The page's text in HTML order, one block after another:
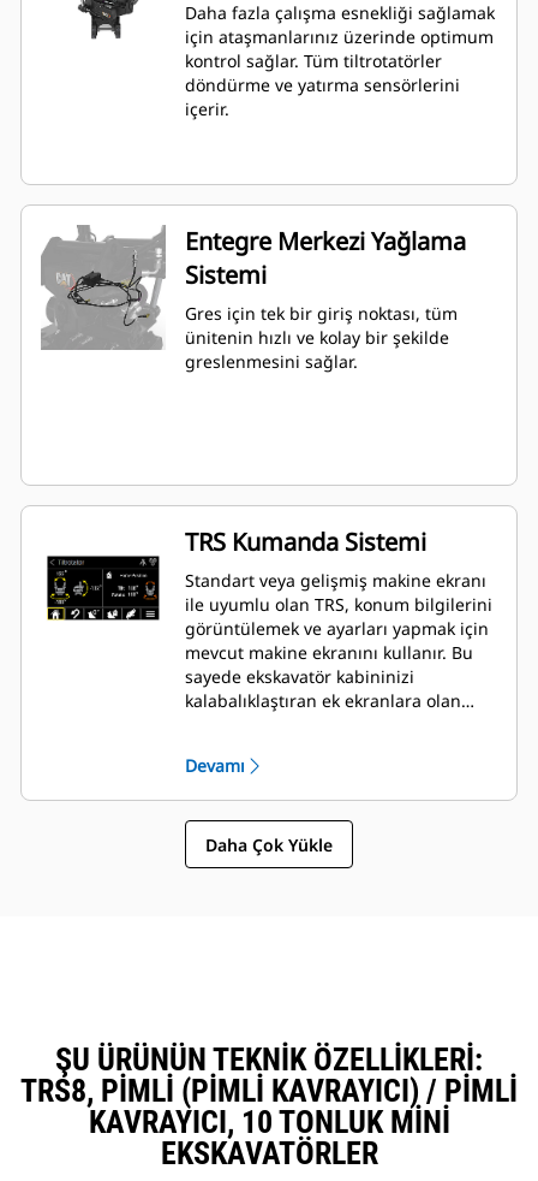
Daha fazla çalışma esnekliği sağlamak
için ataşmanlarınız üzerinde optimum
kontrol sağlar. Tüm tiltrotatörler
döndürme ve yatırma sensörlerini
içerir.
Entegre Merkezi Yağlama
Sistemi
Gres için tek bir giriş noktası, tüm
ünitenin hızlı ve kolay bir şekilde
greslenmesini sağlar.
TRS Kumanda Sistemi
Standart veya gelişmiş makine ekranı
ile uyumlu olan TRS, konum bilgilerini
görüntülemek ve ayarları yapmak için
mevcut makine ekranını kullanır. Bu
sayede ekskavatör kabininizi
kalabalıklaştıran ek ekranlara olan
Devamı
Daha Çok Yükle
ŞU ÜRÜNÜN TEKNIK ÖZELLIKLERI:
TRS8, PIMLI (PIMLI KAVRAYICI) / PIMLI
KAVRAYICI, 10 TONLUK MINI
EKSKAVATÖRLER